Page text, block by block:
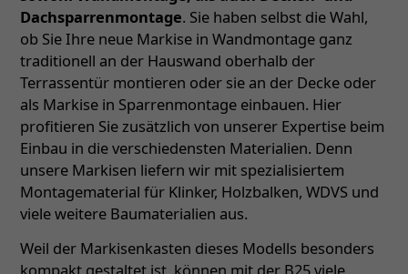
Dachsparrenmontage. Sie haben selbst die Wahl,
ob Sie Ihre neue Markise in Wandmontage ganz
traditionell an der Hauswand oberhalb der
Terrassentür montieren oder sie an der Decke oder
als Markise in Sparrenmontage einbauen. Hier
profitieren Sie zusätzlich von unserer Expertise beim
Einbau in die verschiedensten Materialien. Denn
unsere Markisen liefern wir mit spezialisiertem
Montagematerial für Klinker, Holzbalken, WDVS und
viele weitere Baumaterialien aus.
Weil der Markisenkasten dieses Modells besonders